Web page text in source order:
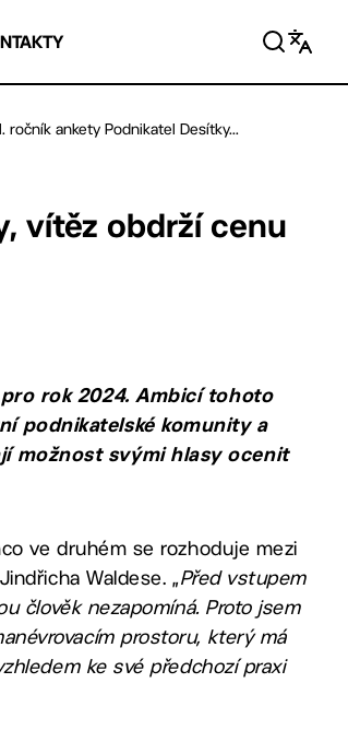
ročník ankety Podnikatel Desítky...
vítěz obdrží cenu
rok 2024. Ambicí tohoto
podnikatelské komunity a
možnost svými hlasy ocenit
ve druhém se rozhoduje mezi
Waldese. „Před vstupem
člověk nezapomíná. Proto jsem
prostoru, který má
ke své předchozí praxi